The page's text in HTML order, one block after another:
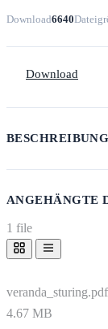
Download6640
Download
BESCHREIBUNG
ANGEHÄNGTE
1 file
veranda_sturing.pdf
4.67 MB